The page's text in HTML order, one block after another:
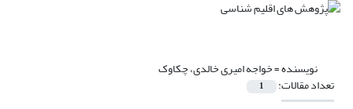
نویسنده =خواجه امیری خالدی، چکاوک
تعداد مقالات: 1